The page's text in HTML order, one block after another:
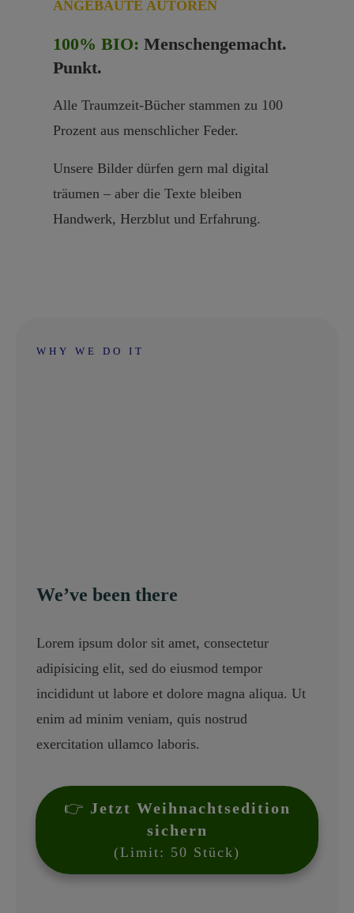
ANGEBAUTE AUTOREN
100% BIO: Menschengemacht.
Punkt.
Alle Traumzeit-Bücher stammen zu 100
Prozent aus menschlicher Feder.
Unsere Bilder dürfen gern mal digital
träumen – aber die Texte bleiben
Handwerk, Herzblut und Erfahrung.
WHY WE DO IT
We’ve been there
Lorem ipsum dolor sit amet, consectetur
adipisicing elit, sed do eiusmod tempor
incididunt ut labore et dolore magna aliqua. Ut
enim ad minim veniam, quis nostrud
exercitation ullamco laboris.
👉 Jetzt Weihnachtsedition
sichern
(Limit: 50 Stück)